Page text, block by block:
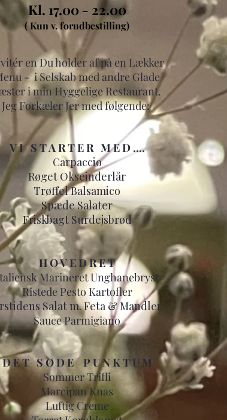
Kl. 17.00 - 22.00
( Kun v. forudbestilling)
en Du holder af på en Lækker
-i Selskab med andre Glade
i minHyggelige Restaurant.
Jeg Forkæler Jer med følgende:
V I S T A R T E R M E D ....
Carpaccio
Røget Okseinderlår
Trøffel Balsamico
Spæde Salater
Friskbagt Surdejsbrød
H O V E D R E T
Marineret Unghanebryst
Ristede Pesto Kartofler
Salat m. Feta & Mandler
Sauce Parmigiano
D E T S Ø D E P U N K T U M
Sommer Trifli
Marcipan Knas
Luftig Creme